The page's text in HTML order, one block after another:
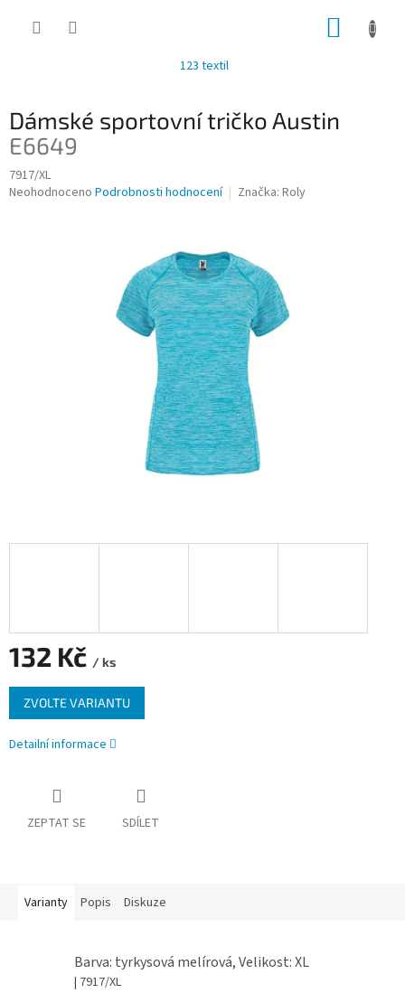
123 textil
Dámské sportovní tričko Austin
E6649
7917/XL
Průměrné
Neohodnoceno Podrobnosti hodnocení Značka: Roly
132 Kč / ks
Měrná
cena:
ZVOLTE VARIANTU
Detailní informace
ZEPTAT SE SDÍLET
Varianty Popis Diskuze
Barva: tyrkysová melírová, Velikost: XL
| 7917/XL